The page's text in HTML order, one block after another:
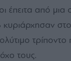
έπειτα από μια
κυριάρχησαν
τρίποντο
τους.